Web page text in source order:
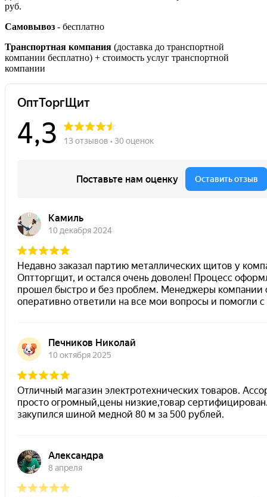
руб.
Самовывоз - бесплатно
Транспортная компания (доставка до транспортной
компании бесплатно) + стоимость услуг транспортной
компании